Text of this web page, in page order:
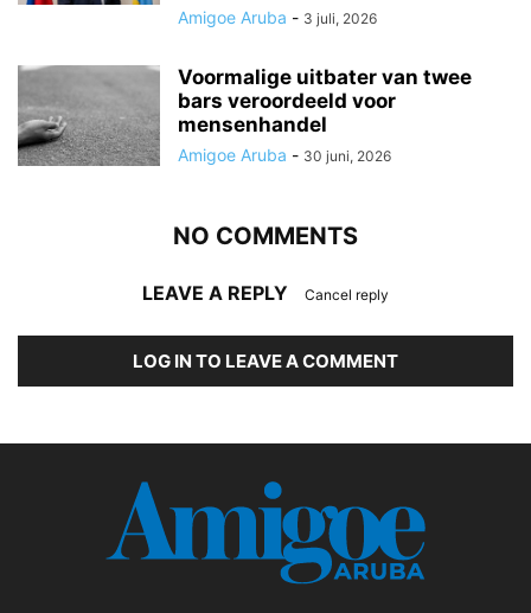
Amigoe Aruba - 3 juli, 2026
Voormalige uitbater van twee
bars veroordeeld voor
mensenhandel
Amigoe Aruba - 30 juni, 2026
NO COMMENTS
LEAVE A REPLY Cancel reply
LOG IN TO LEAVE A COMMENT